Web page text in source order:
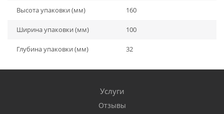
Высота упаковки (мм) 160
Ширина упаковки (мм) 100
Глубина упаковки (мм) 32
Услуги
Отзывы